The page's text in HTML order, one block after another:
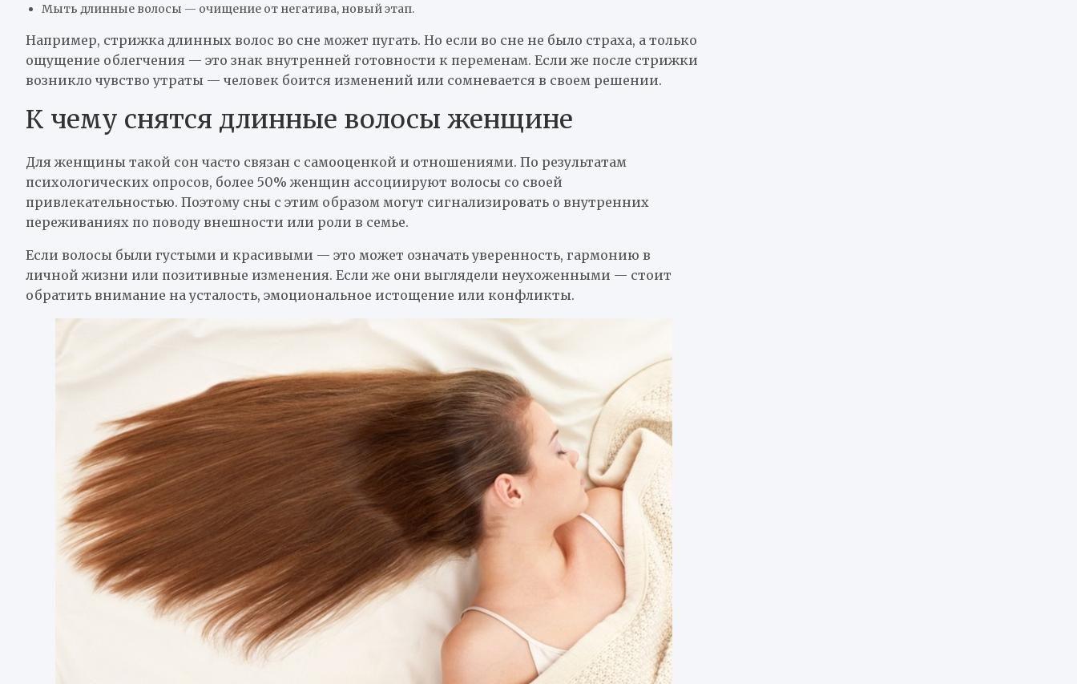
Мыть длинные волосы — очищение от негатива, новый этап.
Например, стрижка длинных волос во сне может пугать. Но если во сне не было страха, а только
ощущение облегчения — это знак внутренней готовности к переменам. Если же после стрижки
возникло чувство утраты — человек боится изменений или сомневается в своем решении.
К чему снятся длинные волосы женщине
Для женщины такой сон часто связан с самооценкой и отношениями. По результатам
психологических опросов, более 50% женщин ассоциируют волосы со своей
привлекательностью. Поэтому сны с этим образом могут сигнализировать о внутренних
переживаниях по поводу внешности или роли в семье.
Если волосы были густыми и красивыми — это может означать уверенность, гармонию в
личной жизни или позитивные изменения. Если же они выглядели неухоженными — стоит
обратить внимание на усталость, эмоциональное истощение или конфликты.